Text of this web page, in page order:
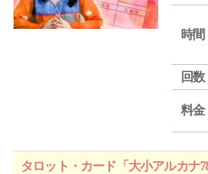
時間
回数
料金
タロット・カード「大小アルカナ